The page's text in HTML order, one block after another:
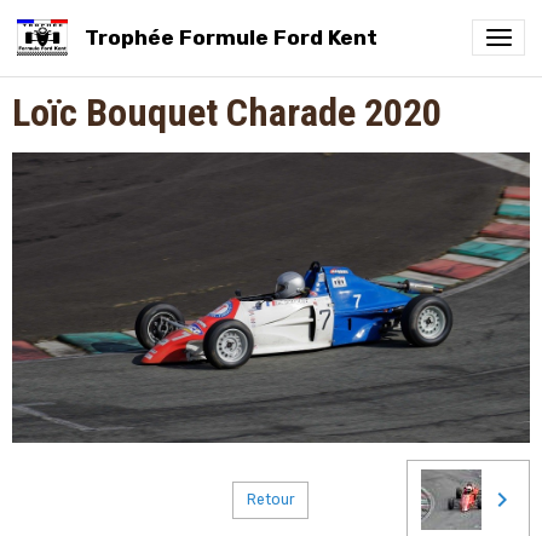
Trophée Formule Ford Kent
Loïc Bouquet Charade 2020
Retour